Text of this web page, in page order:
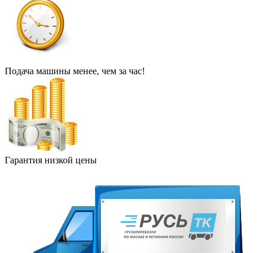
Подача машины менее, чем за час!
Гарантия низкой цены